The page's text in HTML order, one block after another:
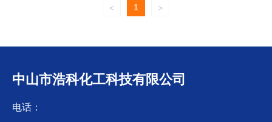
< 1 >
中山市浩科化工科技有限公司
电话：